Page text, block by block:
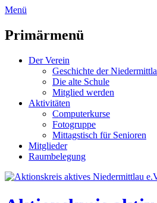
zum
überspringen
Menü
Primärmenü
Der Verein
Geschichte der
Die alte Schule
Mitglied werden
Aktivitäten
Computerkurse
Fotogruppe
Mittagstisch für Senioren
Mitglieder
Raumbelegung
Header